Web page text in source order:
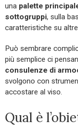
una palette
sottogruppi, sulla
caratteristiche su
Può sembrare
più semplice ci
consulenze di
svolgono con
accostare al viso.
Qual è